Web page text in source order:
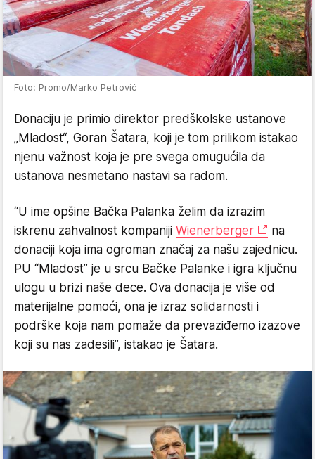
Foto: Promo/Marko Petrović
Donaciju je primio direktor predškolske ustanove
„Mladost“, Goran Šatara, koji je tom prilikom istakao
njenu važnost koja je pre svega omugućila da
ustanova nesmetano nastavi sa radom.
“U ime opšine Bačka Palanka želim da izrazim
iskrenu zahvalnost kompaniji Wienerberger
na
donaciji koja ima ogroman značaj za našu zajednicu.
PU “Mladost” je u srcu Bačke Palanke i igra ključnu
ulogu u brizi naše dece. Ova donacija je više od
materijalne pomoći, ona je izraz solidarnosti i
podrške koja nam pomaže da prevaziđemo izazove
koji su nas zadesili”, istakao je Šatara.